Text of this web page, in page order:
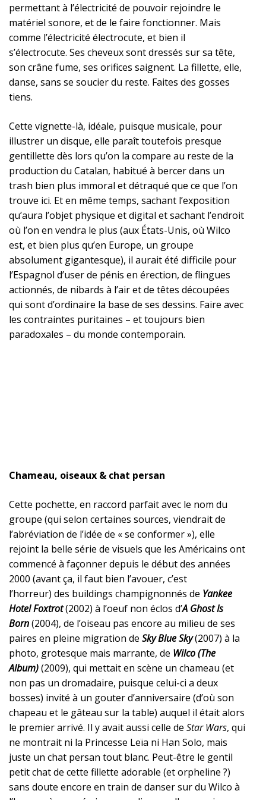
permettant à l’électricité de pouvoir rejoindre le
matériel sonore, et de le faire fonctionner. Mais
comme l’électricité électrocute, et bien il
s’électrocute. Ses cheveux sont dressés sur sa tête,
son crâne fume, ses orifices saignent. La fillette, elle,
danse, sans se soucier du reste. Faites des gosses
tiens.
Cette vignette-là, idéale, puisque musicale, pour
illustrer un disque, elle paraît toutefois presque
gentillette dès lors qu’on la compare au reste de la
production du Catalan, habitué à bercer dans un
trash bien plus immoral et détraqué que ce que l’on
trouve ici. Et en même temps, sachant l’exposition
qu’aura l’objet physique et digital et sachant l’endroit
où l’on en vendra le plus (aux États-Unis, où Wilco
est, et bien plus qu’en Europe, un groupe
absolument gigantesque), il aurait été difficile pour
l’Espagnol d’user de pénis en érection, de flingues
actionnés, de nibards à l’air et de têtes découpées
qui sont d’ordinaire la base de ses dessins. Faire avec
les contraintes puritaines – et toujours bien
paradoxales – du monde contemporain.
Chameau, oiseaux & chat persan
Cette pochette, en raccord parfait avec le nom du
groupe (qui selon certaines sources, viendrait de
l’abréviation de l’idée de « se conformer »), elle
rejoint la belle série de visuels que les Américains ont
commencé à façonner depuis le début des années
2000 (avant ça, il faut bien l’avouer, c’est
l’horreur) des buildings champignonnés de Yankee
Hotel Foxtrot(2002) à l’oeuf non éclos d’A Ghost Is
Born(2004), de l’oiseau pas encore au milieu de ses
paires en pleine migration de Sky Blue Sky(2007) à la
photo, grotesque mais marrante, de Wilco (The
Album)(2009), qui mettait en scène un chameau (et
non pas un dromadaire, puisque celui-ci a deux
bosses) invité à un gouter d’anniversaire (d’où son
chapeau et le gâteau sur la table) auquel il était alors
le premier arrivé. Il y avait aussi celle de Star Wars, qui
ne montrait ni la Princesse Leïa ni Han Solo, mais
juste un chat persan tout blanc. Peut-être le gentil
petit chat de cette fillette adorable (et orpheline ?)
sans doute encore en train de danser sur du Wilco à